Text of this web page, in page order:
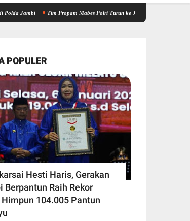
Tim Propam Mabes Polri Turun ke Jambi, Bantu Dalami Kasus Dugaan
POPULER
Hesti Haris, Gerakan
Berpantun Raih Rekor
Himpun 104.005 Pantun